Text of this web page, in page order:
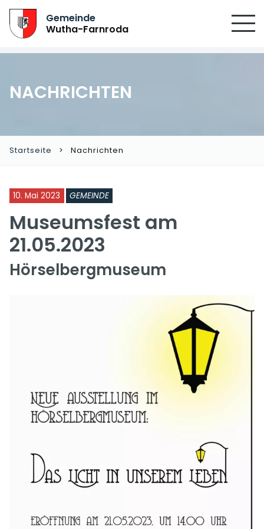
Gemeinde
Wutha-Farnroda
NACHRICHTEN
Startseite Nachrichten
10. Mai 2023 GEMEINDE
Museumsfest am
21.05.2023
Hörselbergmuseum